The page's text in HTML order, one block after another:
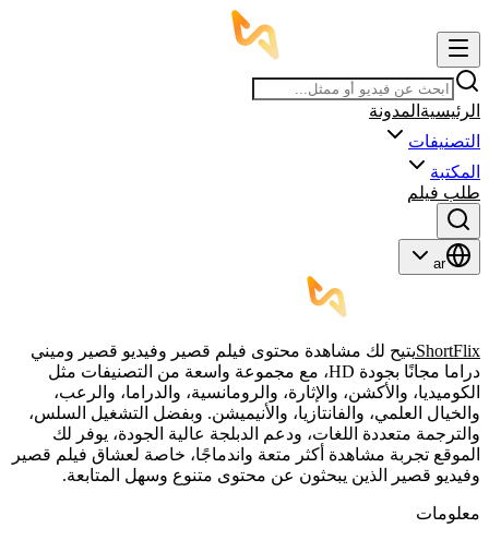
الرئيسية المدونة
التصنيفات
المكتبة
طلب فيلم
ar
ShortFlixيتيح لك مشاهدة محتوى فيلم قصير وفيديو قصير وميني
دراما مجانًا بجودة HD، مع مجموعة واسعة من التصنيفات مثل
الكوميديا، والأكشن، والإثارة، والرومانسية، والدراما، والرعب،
والخيال العلمي، والفانتازيا، والأنيميشن. وبفضل التشغيل السلس،
والترجمة متعددة اللغات، ودعم الدبلجة عالية الجودة، يوفر لك
الموقع تجربة مشاهدة أكثر متعة واندماجًا، خاصة لعشاق فيلم قصير
وفيديو قصير الذين يبحثون عن محتوى متنوع وسهل المتابعة.
معلومات